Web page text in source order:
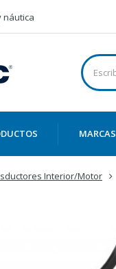
náutica
MARCAS
Interior/Motor